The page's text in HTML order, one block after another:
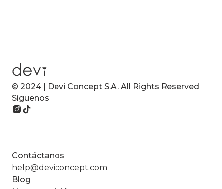
© 2024 | Devi Concept S.A. All Rights Reserved
Síguenos
Contáctanos
help@deviconcept.com
Blog